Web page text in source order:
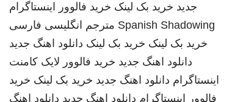
جدید خرید بک لینک خرید فالوور اینستاگرام
Spanish Shadowing مترجم انگلیسی فارسی
خرید بک لینک خرید بک لینک دانلود اهنگ جدید
دانلود اهنگ جدید خرید فالوور لایک کامنت
اینستاگرام دانلود اهنگ جدید خرید بک لینک خرید
فالوور اینستاگرام دانلود اهنگ جدید دانلود اهنگ